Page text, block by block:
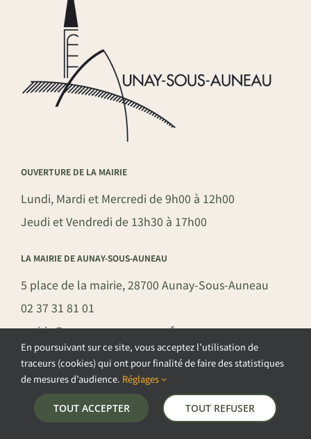
OUVERTURE DE LA MAIRIE
Lundi, Mardi et Mercredi de 9h00 à 12h00
Jeudi et Vendredi de 13h30 à 17h00
LA MAIRIE DE AUNAY-SOUS-AUNEAU
5 place de la mairie, 28700 Aunay-Sous-Auneau
02 37 31 81 01
mairie@aunay-sous-auneau.fr
©COPYRIGHT 2026 – COMMUNE DE AUNAY-SOUS-AUNEAU –
POLITIQUE DE CONFIDENTIALITÉ
GESTION DES COOKIES
–
En poursuivant sur ce site, vous acceptez l’utilisation de
traceurs (cookies) qui ont pour finalité de faire des statistiques
de mesures d’audience. Réglages
TOUT ACCEPTER TOUT REFUSER